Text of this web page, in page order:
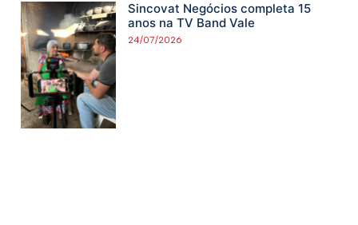
Sincovat Negócios completa 15
anos na TV Band Vale
24/07/2026